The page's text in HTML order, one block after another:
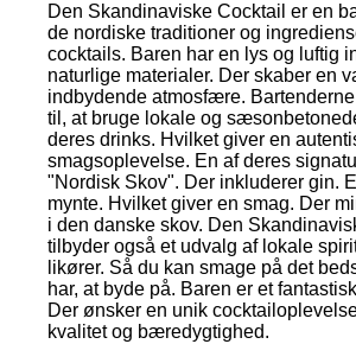
Den Skandinaviske Cocktail er en
de nordiske traditioner og
cocktails. Baren har en lys og luftig
naturlige materialer. Der skaber en
indbydende atmosfære.
til, at bruge lokale og
deres drinks. Hvilket giver en
smagsoplevelse. En af deres
"Nordisk Skov". Der inkluderer gin.
mynte. Hvilket giver en smag. Der
i den danske skov. Den
tilbyder også et udvalg af lokale
likører. Så du kan smage på det
har, at byde på. Baren er et
Der ønsker en unik
kvalitet og bæredygtighed.